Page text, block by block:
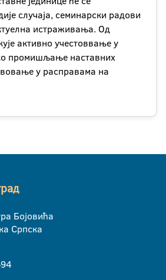
случаја, семинарски радови
истраживања. Од
активно учестоввање у
промишљање наставних
у расправама на
Бојовића
Српска